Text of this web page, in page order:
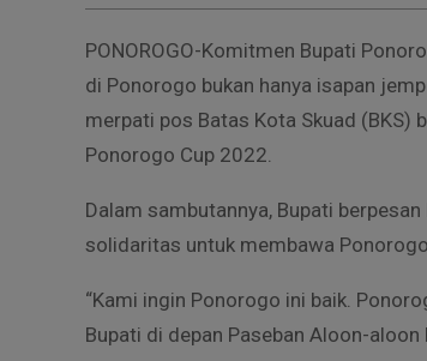
PONOROGO-Komitmen Bupati
di Ponorogo bukan hanya isapan
merpati pos Batas Kota Skuad (BKS)
Ponorogo Cup 2022.
Dalam sambutannya, Bupati
solidaritas untuk membawa
“Kami ingin Ponorogo ini baik.
Bupati di depan Paseban Aloon-aloon